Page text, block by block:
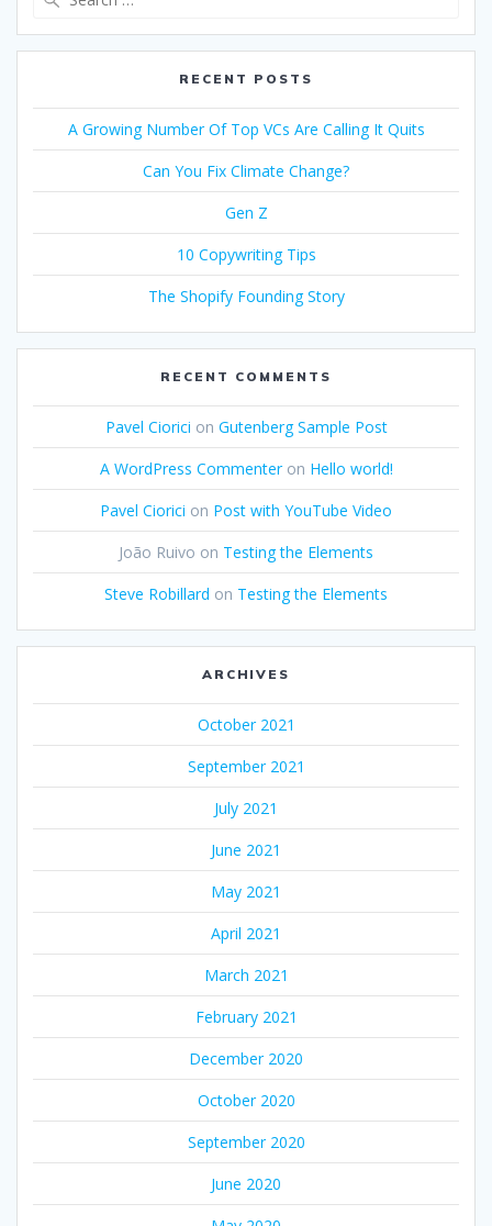
RECENT POSTS
A Growing Number Of Top VCs Are Calling It Quits
Can You Fix Climate Change?
Gen Z
10 Copywriting Tips
The Shopify Founding Story
RECENT COMMENTS
Pavel Ciorici on Gutenberg Sample Post
A WordPress Commenteron Hello world!
Pavel Ciorici on Post with YouTube Video
João Ruivo on Testing the Elements
Steve Robillard on Testing the Elements
ARCHIVES
October 2021
September 2021
July 2021
June 2021
May 2021
April 2021
March 2021
February 2021
December 2020
October 2020
September 2020
June 2020